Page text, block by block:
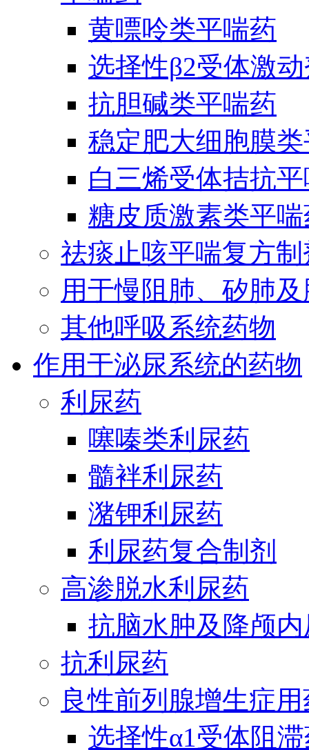
黄嘌呤类平喘药
选择性β2受体激
抗胆碱类平喘药
稳定肥大细胞膜
白三烯受体拮抗
糖皮质激素类平
祛痰止咳平喘复方制
用于慢阻肺、矽肺
其他呼吸系统药物
作用于泌尿系统的药物
利尿药
噻嗪类利尿药
髓袢利尿药
潴钾利尿药
利尿药复合制剂
高渗脱水利尿药
抗脑水肿及降颅
抗利尿药
良性前列腺增生症
选择性α1受体阻